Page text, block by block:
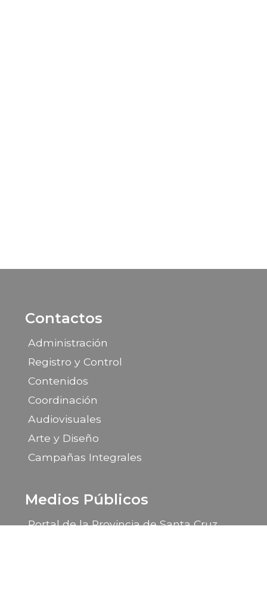
Contactos
Administración
Registro y Control
Contenidos
Coordinación
Audiovisuales
Arte y Diseño
Campañas Integrales
Medios Públicos
Portal de la Provincia de Santa Cruz